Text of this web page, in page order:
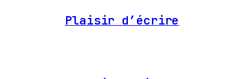
Plaisir d’écrire